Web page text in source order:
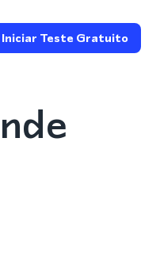
Iniciar Teste Gratuito